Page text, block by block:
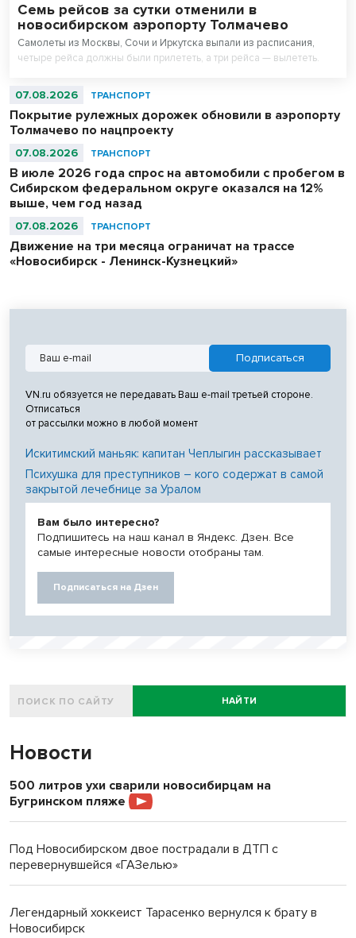
Семь рейсов за сутки отменили в
новосибирском аэропорту Толмачево
Самолеты из Москвы, Сочи и Иркутска выпали из расписания,
четыре рейса должны были прилететь, а три рейса — вылететь.
07.08.2026 ТРАНСПОРТ
Покрытие рулежных дорожек обновили в аэропорту
Толмачево по нацпроекту
07.08.2026 ТРАНСПОРТ
В июле 2026 года спрос на автомобили с пробегом в
Сибирском федеральном округе оказался на 12%
выше, чем год назад
07.08.2026 ТРАНСПОРТ
Движение на три месяца ограничат на трассе
«Новосибирск - Ленинск-Кузнецкий»
VN.ru обязуется не передавать Ваш e-mail третьей стороне.
Отписаться
от рассылки можно в любой момент
Искитимский маньяк: капитан Чеплыгин рассказывает
Психушка для преступников – кого содержат в самой
закрытой лечебнице за Уралом
Вам было интересно?
Подпишитесь на наш канал в Яндекс. Дзен. Все
самые интересные новости отобраны там.
Подписаться на Дзен
НАЙТИ
Новости
500 литров ухи сварили новосибирцам на
Бугринском пляже
Под Новосибирском двое пострадали в ДТП с
перевернувшейся «ГАЗелью»
Легендарный хоккеист Тарасенко вернулся к брату в
Новосибирск